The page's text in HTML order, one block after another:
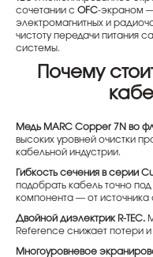
сочетании с OFC-экраном —
электромагнитных и
чистоту передачи питания
системы.
Почему
Медь MARC Copper 7N во
высоких уровней очистки
кабельной индустрии.
Гибкость сечения в серии
подобрать кабель точно
компонента — от источника
Двойной диэлектрик R-TEC.
Reference снижает потери и
Многоуровневое